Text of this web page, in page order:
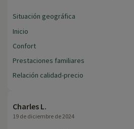
Situación geográfica
Inicio
Confort
Prestaciones familiares
Relación calidad-precio
Charles L.
19 de diciembre de 2024